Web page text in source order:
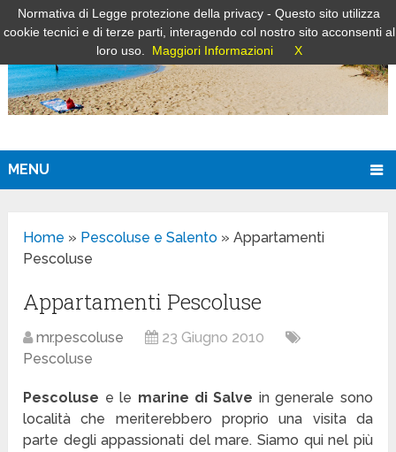
MENU
Home » Pescoluse e Salento »Appartamenti
Pescoluse
Appartamenti Pescoluse
mr.pescoluse
23 Giugno 2010
Pescoluse
Pescoluse e le marine di Salve in generale sono
località che meriterebbero proprio una visita da
parte degli appassionati del mare. Siamo qui nel più
Normativa di Legge protezione della privacy - Questo sito utilizza
cookie tecnici e di terze parti, interagendo col nostro sito acconsenti al
loro uso.
Maggiori Informazioni X